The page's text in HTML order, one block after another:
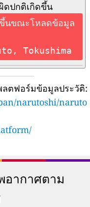
ดปกติเกิดขึ้น
นขณะโหลดข้อมูล
Tokushima
ลตฟอร์มข้อมูลประวัติ:
narutoshi/naruto
ากาศตาม